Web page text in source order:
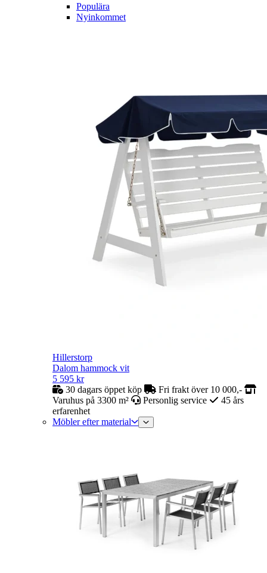
Populära
Nyinkommet
Hillerstorp
Dalom hammock vit
5 595 kr
30 dagars öppet köp
Fri frakt över 10 000,-
Varuhus på 3300 m²
Personlig service
45 års
erfarenhet
Möbler efter material